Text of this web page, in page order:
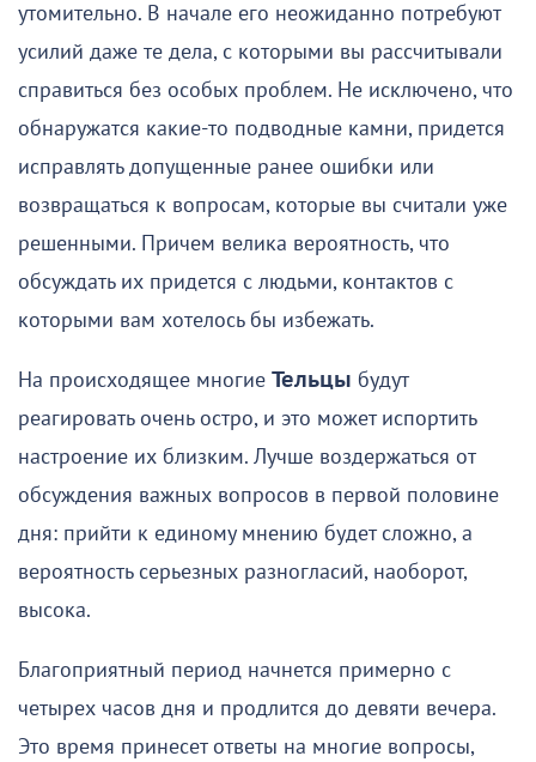
утомительно. В начале его неожиданно потребуют
усилий даже те дела, с которыми вы рассчитывали
справиться без особых проблем. Не исключено, что
обнаружатся какие-то подводные камни, придется
исправлять допущенные ранее ошибки или
возвращаться к вопросам, которые вы считали уже
решенными. Причем велика вероятность, что
обсуждать их придется с людьми, контактов с
которыми вам хотелось бы избежать.
На происходящее многие Тельцы будут
реагировать очень остро, и это может испортить
настроение их близким. Лучше воздержаться от
обсуждения важных вопросов в первой половине
дня: прийти к единому мнению будет сложно, а
вероятность серьезных разногласий, наоборот,
высока.
Благоприятный период начнется примерно с
четырех часов дня и продлится до девяти вечера.
Это время принесет ответы на многие вопросы,